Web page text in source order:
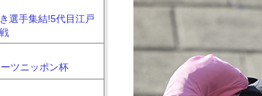
選手集結!5代目江戸
ツニッポン杯